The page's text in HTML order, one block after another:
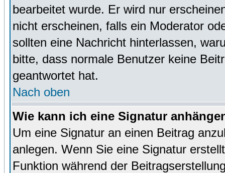
bearbeitet wurde. Er wird nur
nicht erscheinen, falls ein Moderator
sollten eine Nachricht hinterlassen,
bitte, dass normale Benutzer keine
geantwortet hat.
Nach oben
Wie kann ich eine Signatur
Um eine Signatur an einen Beitrag
anlegen. Wenn Sie eine Signatur
Funktion während der